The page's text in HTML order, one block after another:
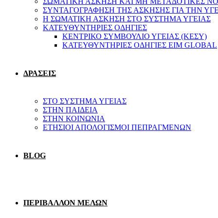
ΣΥΝΤΑΓΟΓΡΑΦΗΣΗ ΤΗΣ ΑΣΚΗΣΗΣ ΓΙΑ ΤΗΝ
Η ΣΩΜΑΤΙΚΗ ΑΣΚΗΣΗ ΣΤΟ ΣΥΣΤΗΜΑ ΥΓΕΙΑΣ
ΚΑΤΕΥΘΥΝΤΗΡΙΕΣ ΟΔΗΓΙΕΣ
ΚΕΝΤΡΙΚΟ ΣΥΜΒΟΥΛΙΟ ΥΓΕΙΑΣ (ΚΕΣΥ)
ΚΑΤΕΥΘΥΝΤΗΡΙΕΣ ΟΔΗΓΙΕΣ EIM GLOBAL
ΔΡΑΣΕΙΣ
ΣΤΟ ΣΥΣΤΗΜΑ ΥΓΕΙΑΣ
ΣΤΗΝ ΠΑΙΔΕΙΑ
ΣΤΗΝ ΚΟΙΝΩΝΙΑ
ΕΤΗΣΙΟΙ ΑΠΟΛΟΓΙΣΜΟΙ ΠΕΠΡΑΓΜΕΝΩΝ
BLOG
ΠΕΡΙΒΑΛΛΟΝ ΜΕΛΩΝ